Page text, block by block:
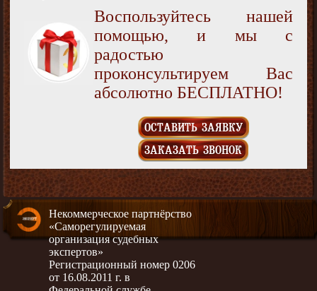
Воспользуйтесь нашей
помощью, и мы с
радостью
проконсультируем Вас
абсолютно БЕСПЛАТНО!
ОСТАВИТЬ ЗАЯВКУ
ЗАКАЗАТЬ ЗВОНОК
Некоммерческое партнёрство
«Саморегулируемая
организация судебных
экспертов»
Регистрационный номер 0206
от 16.08.2011 г. в